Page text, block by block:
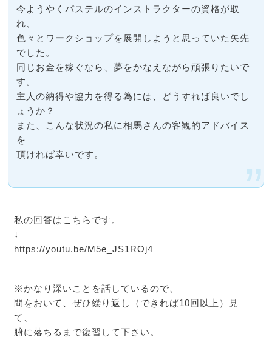
今ようやくパステルのインストラクターの資格が取
れ、
色々とワークショップを展開しようと思っていた矢先
でした。
同じお金を稼ぐなら、夢をかなえながら頑張りたいで
す。
主人の納得や協力を得る為には、どうすれば良いでし
ょうか？
また、こんな状況の私に相馬さんの客観的アドバイス
を
頂ければ幸いです。
私の回答はこちらです。
↓
https://youtu.be/M5e_JS1ROj4
※かなり深いことを話しているので、
間をおいて、ぜひ繰り返し（できれば10回以上）見
て、
腑に落ちるまで復習して下さい。